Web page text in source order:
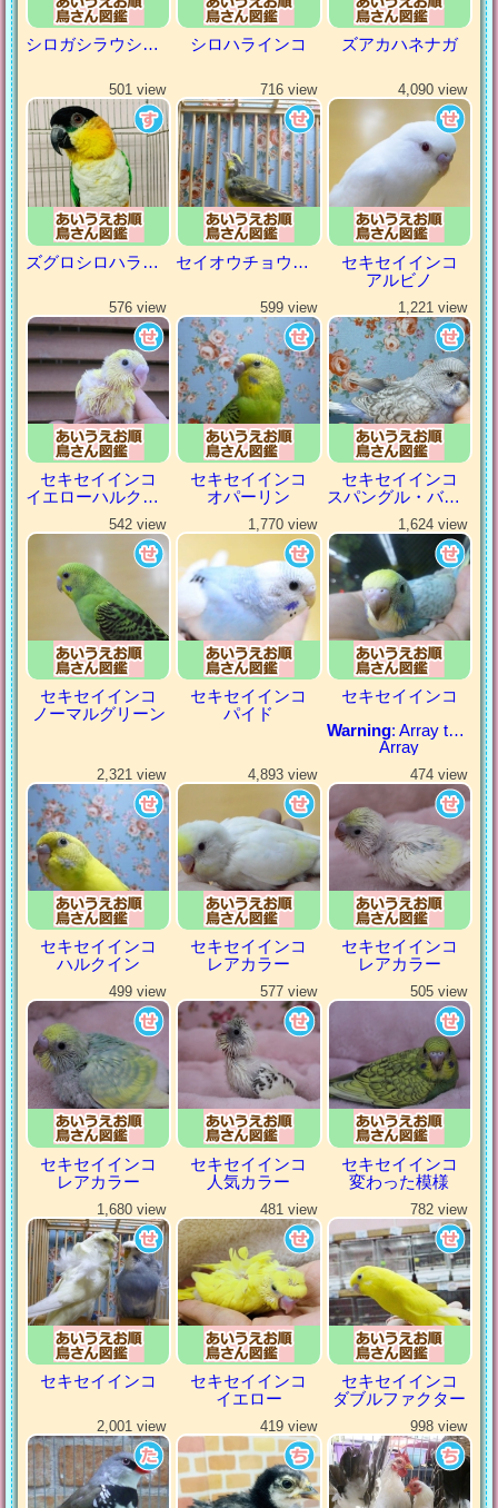
シロガシラウシハタオリ シロハラインコ ズアカハネナガ
501 view
ズグロシロハラインコ
716 view
セイオウチョウ（青黄鳥）
4,090 view
セキセイインコ
アルビノ
576 view
セキセイインコ
イエローハルクイン
599 view
セキセイインコ
オパーリン
1,221 view
セキセイインコ
スパングル・バイオレット
542 view
セキセイインコ
ノーマルグリーン
1,770 view
セキセイインコ
パイド
1,624 view
セキセイインコ
Warning: Array to string conversion in
Array
2,321 view
セキセイインコ
ハルクイン
4,893 view
セキセイインコ
レアカラー
474 view
セキセイインコ
レアカラー
499 view
セキセイインコ
レアカラー
577 view
セキセイインコ
人気カラー
505 view
セキセイインコ
変わった模様
1,680 view
セキセイインコ
481 view
セキセイインコ
イエロー
782 view
セキセイインコ
ダブルファクター
2,001 view 419 view 998 view